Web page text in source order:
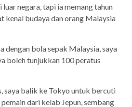
negara, tapi ia memang tahun
kenal budaya dan orang Malaysia
dengan bola sepak Malaysia, saya
boleh tunjukkan 100 peratus
saya balik ke Tokyo untuk bercuti
dari kelab Jepun, sembang